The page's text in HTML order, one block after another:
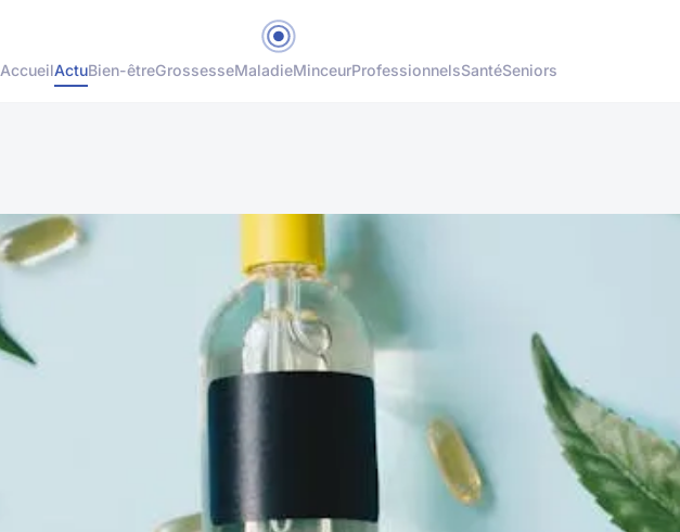
AccueilActuBien-êtreGrossesseMaladieMinceurProfessionnelsSantéSeniors